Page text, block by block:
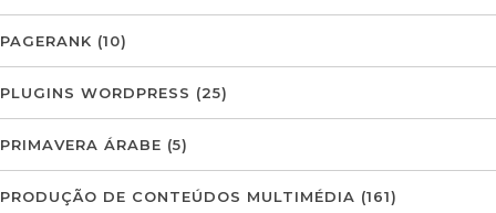
PAGERANK (10)
PLUGINS WORDPRESS (25)
PRIMAVERA ÁRABE (5)
PRODUÇÃO DE CONTEÚDOS MULTIMÉDIA (161)